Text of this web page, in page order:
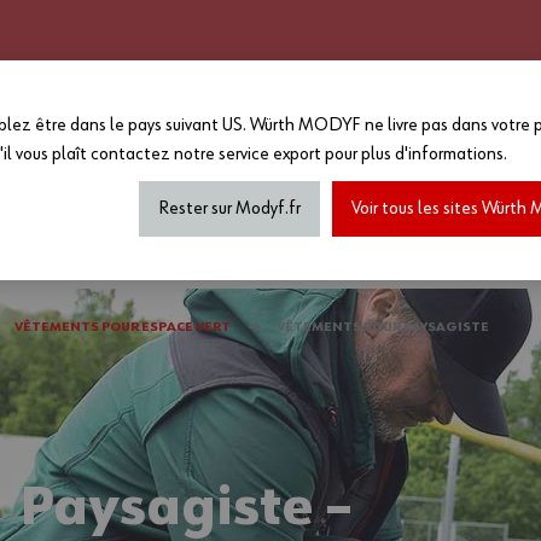
-15% sur le reste du site
*Offre non cumulable avec toutes
de marquage...) dans la limite
MAGASIN...
VÊTEMENTS POUR ESPACE VERT VÊTEMENTS POUR PAYSAGISTE
–
être dans le pays suivant US. Würth MODYF ne livre pas dans votre
vous plaît contactez notre service export pour plus d'informations.
Rester sur Modyf.fr Voir tous les sites Würth